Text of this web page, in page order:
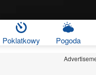
Poklatkowy Pogoda